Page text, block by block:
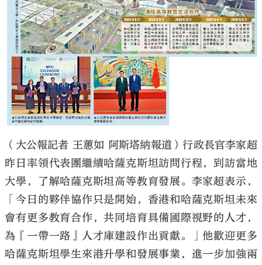
（大公報記者 王蕙如 阿斯塔納報道）行政長官李家超
昨日率領代表團繼續哈薩克斯坦訪問行程，到訪當地
大學，了解哈薩克斯坦高等教育發展。李家超表示，
「今日的夥伴協作只是開始，香港和哈薩克斯坦未來
會有更多教育合作，共同培育具備國際視野的人才，
為『一帶一路』人才庫建設作出貢獻。」他歡迎更多
哈薩克斯坦學生來港升學和發展事業，進一步加強兩